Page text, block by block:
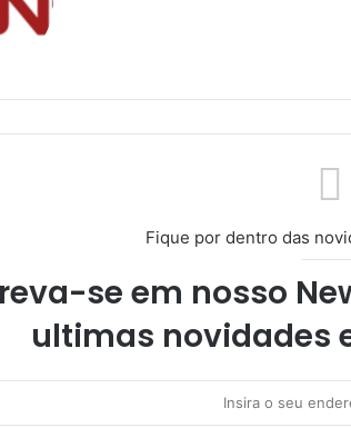
Fique por dentro das
se em nosso
ultimas novidades